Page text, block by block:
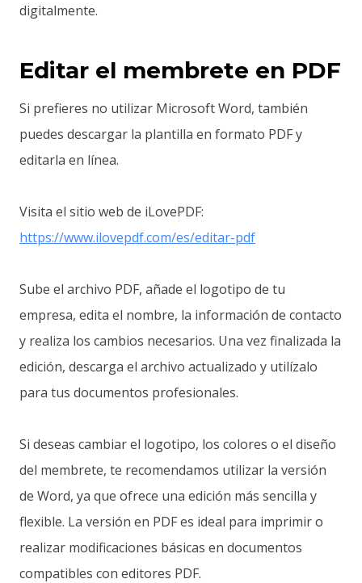
digitalmente.
Editar el membrete en PDF
Si prefieres no utilizar Microsoft Word, también
puedes descargar la plantilla en formato PDF y
editarla en línea.
Visita el sitio web de iLovePDF:
https://www.ilovepdf.com/es/editar-pdf
Sube el archivo PDF, añade el logotipo de tu
empresa, edita el nombre, la información de contacto
y realiza los cambios necesarios. Una vez finalizada la
edición, descarga el archivo actualizado y utilízalo
para tus documentos profesionales.
Si deseas cambiar el logotipo, los colores o el diseño
del membrete, te recomendamos utilizar la versión
de Word, ya que ofrece una edición más sencilla y
flexible. La versión en PDF es ideal para imprimir o
realizar modificaciones básicas en documentos
compatibles con editores PDF.